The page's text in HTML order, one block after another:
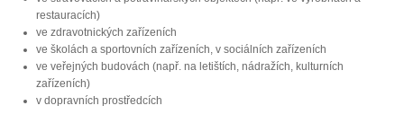
restauracích)
ve zdravotnických zařízeních
ve školách a sportovních zařízeních, v sociálních zařízeních
ve veřejných budovách (např. na letištích, nádražích, kulturních
zařízeních)
v dopravních prostředcích